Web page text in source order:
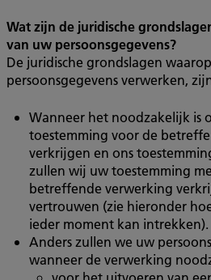
Wat zijn de juridische
van uw persoonsgegevens?
De juridische grondslagen
persoonsgegevens verwerken,
Wanneer het noodzakelijk is
toestemming voor de
verkrijgen en ons
zullen wij uw toestemming
betreffende verwerking
vertrouwen (zie hieronder
ieder moment kan intrekken).
Anders zullen we uw
wanneer de verwerking